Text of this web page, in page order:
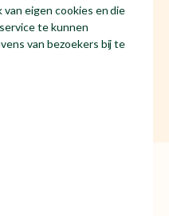
eigen cookies en die
te kunnen
van bezoekers bij te